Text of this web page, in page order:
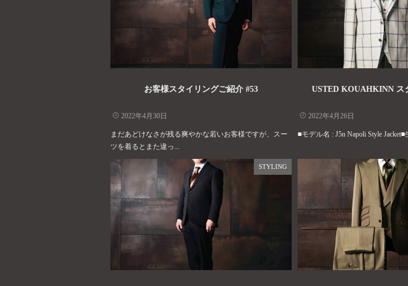
お客様スタイリングご紹介 #53
2022年4月30日
まだあどけなさが残る爽やかな若いお客様ですが、スー
ツを着るとまた違っ...
USTED KOUAHKINN ス
2022年4月26日
■モデル名 : J5n Napoli Style Jacket■
STYLING